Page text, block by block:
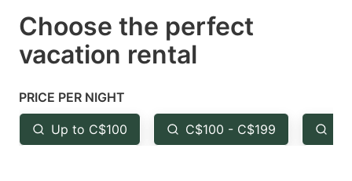
select
a
Press
the
question
select
the
question
Choose the perfect
vacation rental
PRICE PER NIGHT
Up to C$100 C$100 - C$199